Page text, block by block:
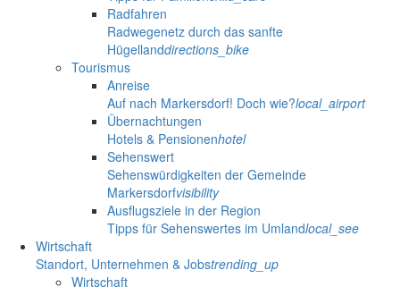
Radfahren
Radwegenetz durch das sanfte
Hügellanddirections_bike
Tourismus
Anreise
Auf nach Markersdorf! Doch wie?local_airport
Übernachtungen
Hotels & Pensionenhotel
Sehenswert
Sehenswürdigkeiten der Gemeinde
Markersdorfvisibility
Ausflugsziele in der Region
Tipps für Sehenswertes im Umlandlocal_see
Wirtschaft
Standort, Unternehmen & Jobstrending_up
Wirtschaft